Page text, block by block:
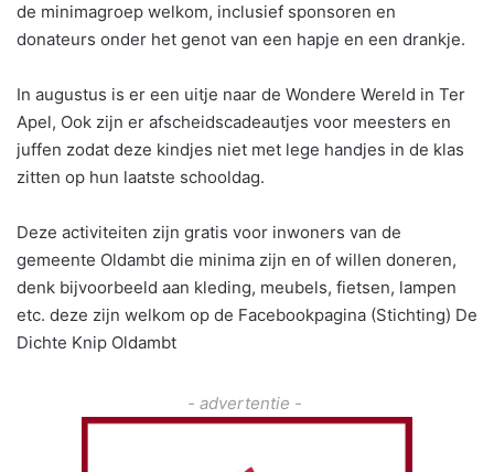
de minimagroep welkom, inclusief sponsoren en
donateurs onder het genot van een hapje en een drankje.
In augustus is er een uitje naar de Wondere Wereld in Ter
Apel, Ook zijn er afscheidscadeautjes voor meesters en
juffen zodat deze kindjes niet met lege handjes in de klas
zitten op hun laatste schooldag.
Deze activiteiten zijn gratis voor inwoners van de
gemeente Oldambt die minima zijn en of willen doneren,
denk bijvoorbeeld aan kleding, meubels, fietsen, lampen
etc. deze zijn welkom op de Facebookpagina (Stichting) De
Dichte Knip Oldambt
- advertentie -